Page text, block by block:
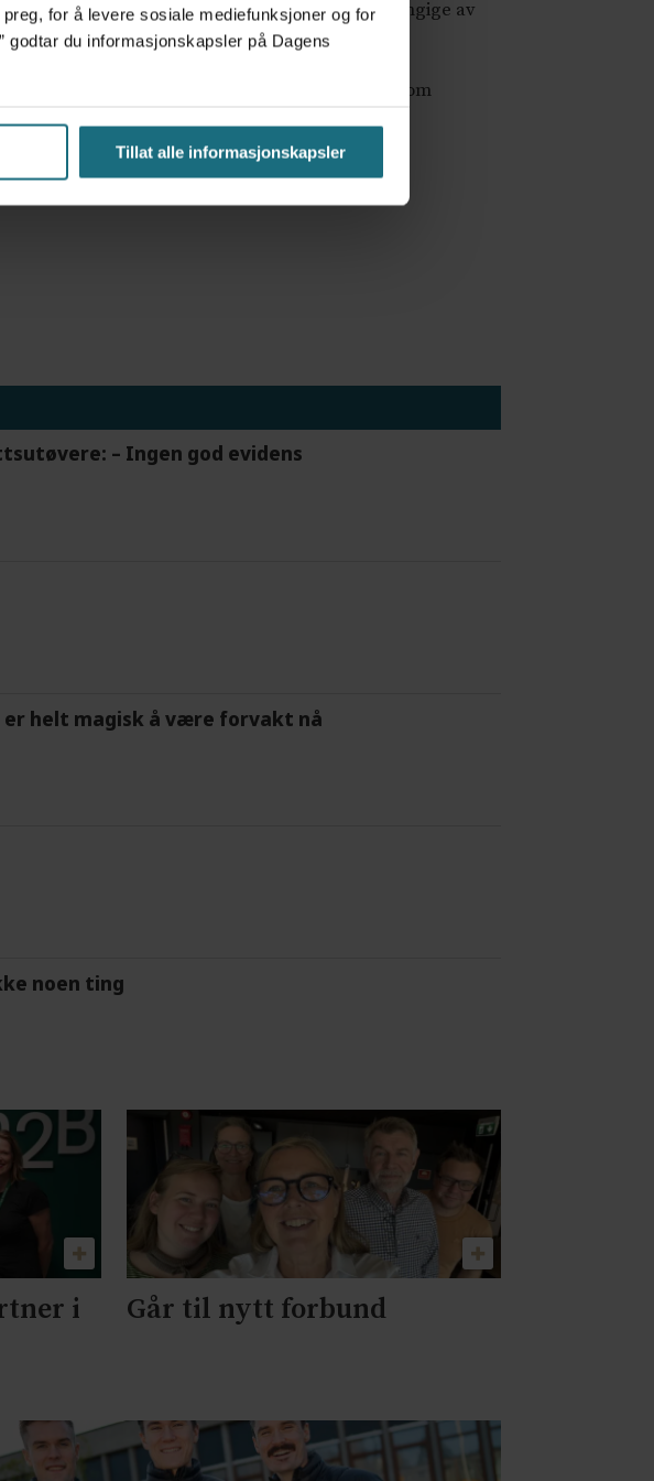
for å levere sosiale mediefunksjoner og for
godtar du informasjonskapsler på Dagens
Tillat alle informasjonskapsler
profesjoner fordi forsvarlige tjenester er avhengige av
må bygge på – ikke svekke – kompetansen som
– Ingen god evidens
helt magisk å være forvakt nå
noen ting
i
Går til nytt forbund